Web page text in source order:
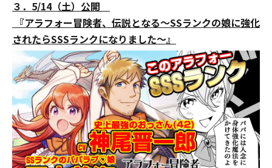
３．5/14（土）公開
『アラフォー冒険者、伝説となる～SSランクの娘に強化
されたらSSSランクになりました～』